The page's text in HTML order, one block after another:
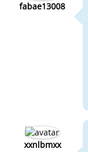
fabae13008
xxnlbmxx